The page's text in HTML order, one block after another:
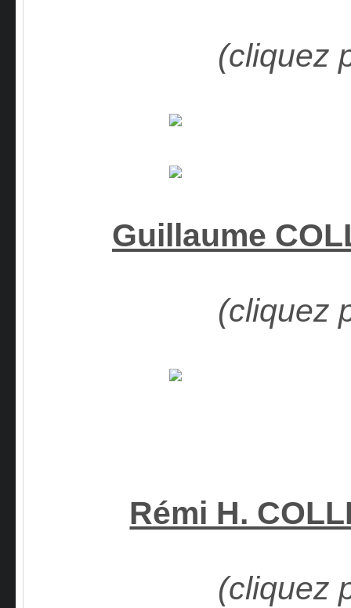
(cliquez
Guillaume
(cliquez
Rémi H.
(cliquez